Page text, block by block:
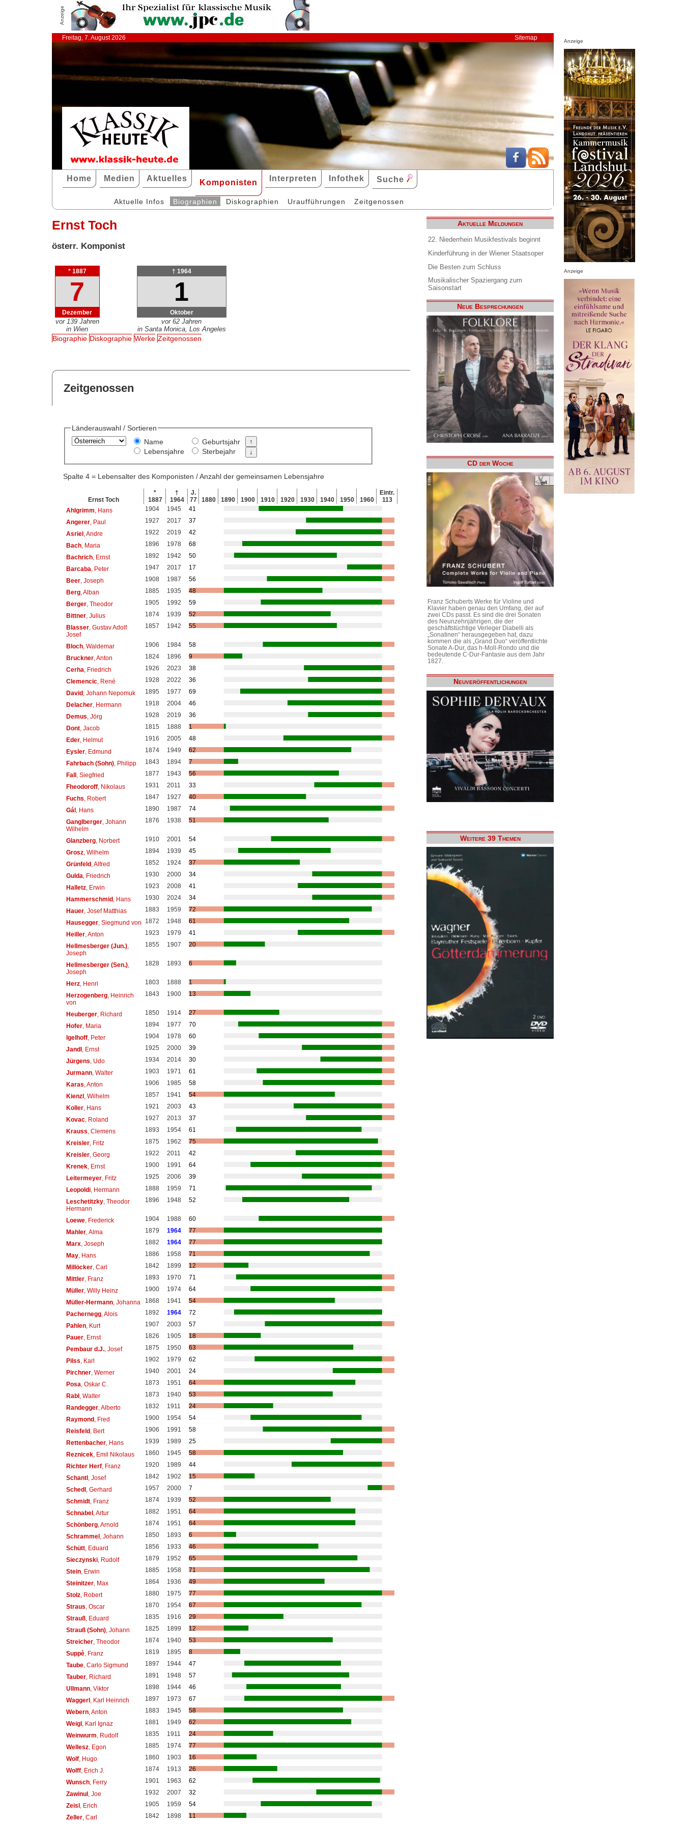
Anzeige
Freitag, 7. August 2026 Sitemap
Home Medien Aktuelles Komponisten Interpreten Infothek Suche
Aktuelle Infos Biographien Diskographien Uraufführungen Zeitgenossen
Ernst Toch
österr. Komponist
* 1887
7
Dezember
vor 139 Jahren
in Wien
† 1964
1
Oktober
vor 62 Jahren
in Santa Monica, Los Angeles
Biographie Diskographie Werke Zeitgenossen
Zeitgenossen
Länderauswahl / Sortieren
Name
Lebensjahre
Geburtsjahr
Sterbejahr
Spalte 4 = Lebensalter des Komponisten / Anzahl der gemeinsamen Lebensjahre
Ernst Toch
*
1887
†
1964
J.
77
1880 1890 1900 1910 1920 1930 1940 1950 1960
Eintr.
113
Ahlgrimm , Hans 1904 1945
41
Angerer, Paul 1927 2017
37
Asriel, Andre 1922 2019
42
Bach, Maria 1896 1978
68
Bachrich, Ernst 1892 1942
50
Barcaba , Peter 1947 2017
17
Beer, Joseph 1908 1987
56
Berg, Alban 1885 1935
48
Berger, Theodor 1905 1992
59
Bittner, Julius 1874 1939
52
Blasser, Gustav Adolf
Josef
1857 1942 55
Bloch, Waldemar 1906 1984
58
Bruckner, Anton 1824 1896
9
Cerha , Friedrich 1926 2023
38
Clemencic, René 1928 2022
36
David, Johann Nepomuk 1895 1977
69
Delacher, Hermann 1918 2004
46
Demus , Jörg 1928 2019
36
Dont, Jacob 1815 1888
1
Eder, Helmut 1916 2005
48
Eysler, Edmund 1874 1949
62
Fahrbach (Sohn), Philipp 1843 1894
7
Fall, Siegfried 1877 1943
56
Fheodoroff, Nikolaus 1931 2011
33
Fuchs , Robert 1847 1927
40
Gál, Hans 1890 1987
74
Ganglberger, Johann
Wilhelm
1876 1938 51
Glanzberg, Norbert 1910 2001
54
Grosz, Wilhelm 1894 1939
45
Grünfeld, Alfred 1852 1924
37
Gulda , Friedrich 1930 2000
34
Halletz, Erwin 1923 2008
41
Hammerschmid, Hans 1930 2024
34
Hauer, Josef Matthias 1883 1959
72
Hausegger, Siegmund von 1872 1948
61
Heiller, Anton 1923 1979
41
Hellmesberger (Jun.),
Joseph
1855 1907 20
Hellmesberger (Sen.),
Joseph
1828 1893 6
Herz, Henri 1803 1888
1
Herzogenberg, Heinrich
von
1843 1900 13
Heuberger, Richard 1850 1914
27
Hofer, Maria 1894 1977
70
Igelhoff, Peter 1904 1978
60
Jandl, Ernst 1925 2000
39
Jürgens , Udo 1934 2014
30
Jurmann, Walter 1903 1971
61
Karas , Anton 1906 1985
58
Kienzl, Wilhelm 1857 1941
54
Koller, Hans 1921 2003
43
Kovac, Roland 1927 2013
37
Krauss , Clemens 1893 1954
61
Kreisler, Fritz 1875 1962
75
Kreisler, Georg 1922 2011
42
Krenek, Ernst 1900 1991
64
Leitermeyer, Fritz 1925 2006
39
Leopoldi, Hermann 1888 1959
71
Leschetitzky, Theodor
Hermann
1896 1948 52
Loewe, Frederick 1904 1988
60
Mahler, Alma 1879 1964
77
Marx, Joseph 1882 1964
77
May, Hans 1886 1958
71
Millöcker, Carl 1842 1899
12
Mittler, Franz 1893 1970
71
Müller, Willy Heinz 1900 1974
64
Müller-Hermann, Johanna 1868 1941
54
Pachernegg, Alois 1892 1964
72
Pahlen, Kurt 1907 2003
57
Pauer, Ernst 1826 1905
18
Pembaur d.J., Josef 1875 1950
63
Pilss , Karl 1902 1979
62
Pirchner, Werner 1940 2001
24
Posa , Oskar C. 1873 1951
64
Rabl, Walter 1873 1940
53
Randegger, Alberto 1832 1911
24
Raymond, Fred 1900 1954
54
Reisfeld, Bert 1906 1991
58
Rettenbacher, Hans 1939 1989
25
Reznicek, Emil Nikolaus 1860 1945
58
Richter Herf, Franz 1920 1989
44
Schantl, Josef 1842 1902
15
Schedl, Gerhard 1957 2000
7
Schmidt, Franz 1874 1939
52
Schnabel, Artur 1882 1951
64
Schönberg, Arnold 1874 1951
64
Schrammel, Johann 1850 1893
6
Schütt, Eduard 1856 1933
46
Sieczynski, Rudolf 1879 1952
65
Stein, Erwin 1885 1958
71
Steinitzer, Max 1864 1936
49
Stolz, Robert 1880 1975
77
Straus , Oscar 1870 1954
67
Strauß, Eduard 1835 1916
29
Strauß (Sohn), Johann 1825 1899
12
Streicher, Theodor 1874 1940
53
Suppè, Franz 1819 1895
8
Taube, Carlo Sigmund 1897 1944
47
Tauber, Richard 1891 1948
57
Ullmann, Viktor 1898 1944
46
Waggerl, Karl Heinrich 1897 1973
67
Webern, Anton 1883 1945
58
Weigl, Karl Ignaz 1881 1949
62
Weinwurm , Rudolf 1835 1911
24
Wellesz, Egon 1885 1974
77
Wolf, Hugo 1860 1903
16
Wolff, Erich J. 1874 1913
26
Wunsch, Ferry 1901 1963
62
Zawinul, Joe 1932 2007
32
Zeisl, Erich 1905 1959
54
Zeller, Carl 1842 1898 11
Aktuelle Meldungen
22. Niederrhein Musikfestivals beginnt
Kinderführung in der Wiener Staatsoper
Die Besten zum Schluss
Musikalischer Spaziergang zum
Saisonstart
Neue Besprechungen
CD der Woche
Franz Schuberts Werke für Violine und
Klavier haben genau den Umfang, der auf
zwei CDs passt. Es sind die drei Sonaten
des Neunzehnjährigen, die der
geschäftstüchtige Verleger Diabelli als
„Sonatinen“ herausgegeben hat, dazu
kommen die als „Grand Duo“ veröffentlichte
Sonate A-Dur, das h-Moll-Rondo und die
bedeutende C-Dur-Fantasie aus dem Jahr
1827.
Neuveröffentlichungen
Weitere 39 Themen
Anzeige
Anzeige